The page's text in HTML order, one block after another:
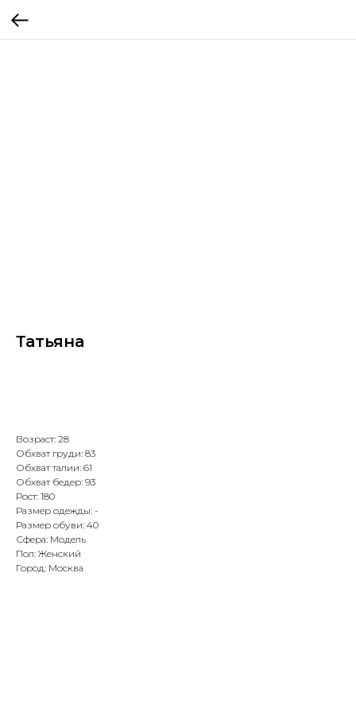
Татьяна
Возраст: 28
Обхват груди: 83
Обхват талии: 61
Обхват бедер: 93
Рост: 180
Размер одежды: -
Размер обуви: 40
Сфера: Модель
Пол: Женский
Город: Москва